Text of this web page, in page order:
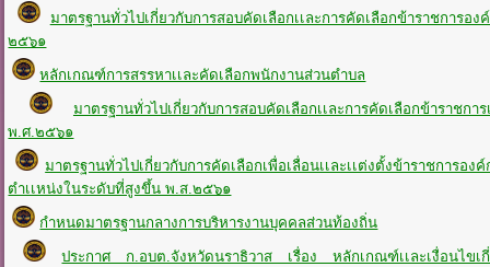
มาตรฐานทั่วไปเกี่ยวกับการสอบคัดเลือกเเละการคัดเลือกข้าราชการ
๒๕๖๑
หลักเกณฑ์การสรรหาเเละคัดเลือกพนักงานส่วนตำบล
มาตรฐานทั่วไปเกี่ยวกับการสอบคัดเลือกเเละการคัดเลือกข้ารา
พ.ศ.๒๕๖๑
มาตรฐานทั่วไปเกี่ยวกับการคัดเลือกเพื่อเลื่อนเเละเเต่งตั้งข้าราชการอ
ตำเเหน่งในระดับที่สูงขึ้น พ.ส.๒๕๖๑
กำหนดมาตรฐานกลางการบริหารงานบุคคลส่วนท้องถิ่น
ประกาศ ก.อบต.จังหวัดนราธิวาส เรื่อง หลักเกณฑ์เเละเงื่อนไขเ